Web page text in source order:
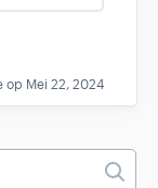
s
op Mei 22, 2024